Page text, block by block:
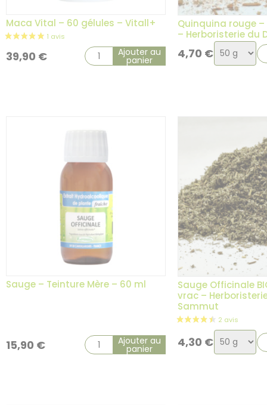
Maca Vital – 60 gélules – Vitall+
39,90 € Ajouter au
panier
Quinquina rouge
– Herboristerie du
4,70 € Choix
de
Sauge – Teinture Mère – 60 ml
15,90 € Ajouter au
panier
Sauge Officinale
vrac –
Sammut
4,30 € Choix
de